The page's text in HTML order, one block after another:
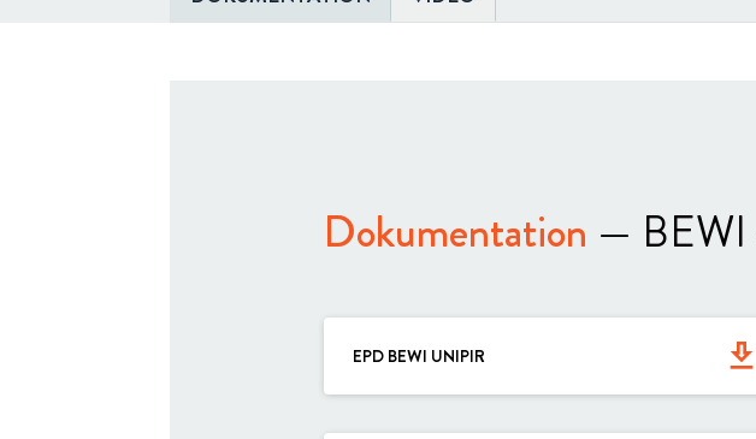
Dokumentation — BEWI
EPD BEWI UNIPIR get_app